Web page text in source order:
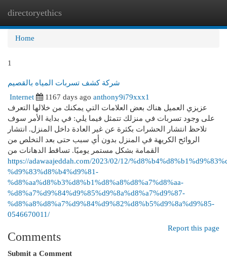
directoryethics
Home
1
شركة كشف تسربات المياه بالقصيم
Internet
1167 days ago anthony9i79xxx1
عزيزي العميل هناك بعض العلامات التي يمكنك من خلالها التعرف
على وجود تسربات في منزلك تتمثل فيما يلي: في بداية الأمر سوف
تلاحظ انتشار الحشرات بكثرة عن غير العادة داخل المنزل. انتشار
الروائح الكريهة في المنزل بدون أي سبب حتى بعد التخلص من
القمامة بشكل مستمر يوميًا. تساقط الدهانات من
https://adawaajeddah.com/2023/02/12/
%d9%83%d8%b4%d9%81-
%d8%aa%d8%b3%d8%b1%d8%a8%d8%a7%d8%aa-
%d8%a7%d9%84%d9%85%d9%8a%d8%a7%d9%87-
%d8%a8%d8%a7%d9%84%d9%82%d8%b5%d9%8a%d9%85-
0546670011/
Report this page
Comments
Submit a Comment